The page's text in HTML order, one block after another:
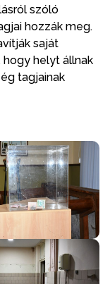
szóló
hozzák meg.
saját
helyt állnak
tagjainak